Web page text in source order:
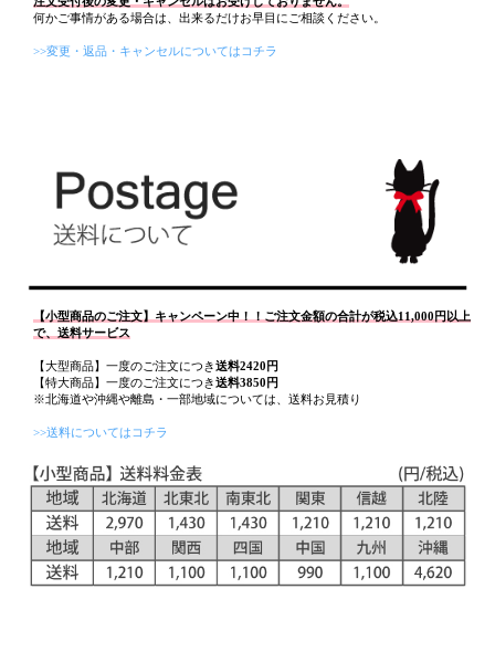
何かご事情がある場合は、出来るだけお早目にご相談ください。
>>変更・返品・キャンセルについてはコチラ
【小型商品のご注文】キャンペーン中！！ご注文金額の合計が税込11,000円以上
で、送料サービス
【大型商品】一度のご注文につき送料2420円
【特大商品】一度のご注文につき送料3850円
※北海道や沖縄や離島・一部地域については、送料お見積り
>>送料についてはコチラ